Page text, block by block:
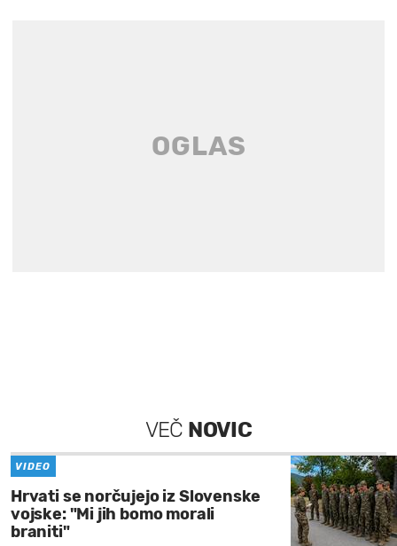
VEČ NOVIC
VIDEO
Hrvati se norčujejo iz Slovenske
vojske: "Mi jih bomo morali
braniti"